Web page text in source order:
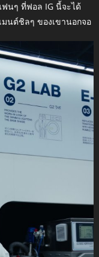
ฟนๆ ที่ฟอล IG นี้จะได้
นต์ชิลๆ ของเขานอกจอ